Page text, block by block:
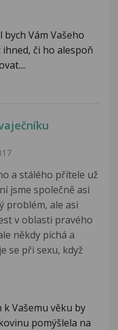
Vám Vašeho
či ho alespoň
a stálého přítele už
jsme společně asi
problém, ale asi
v oblasti pravého
někdy píchá a
se při sexu, když
k Vašemu věku by
pomýšlela na